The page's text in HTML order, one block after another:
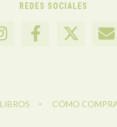
REDES SOCIALES
LIBROS CÓMO